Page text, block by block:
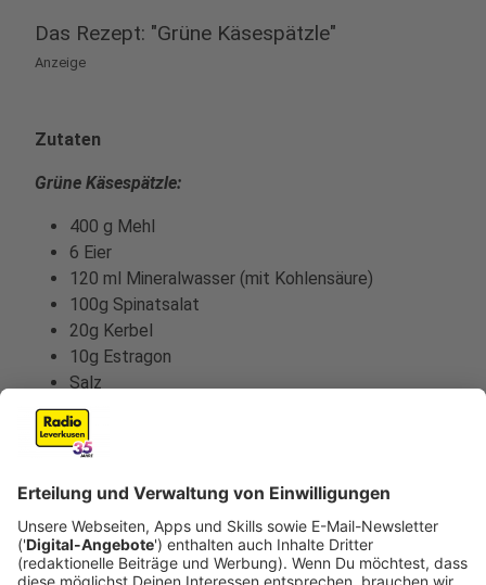
Das Rezept: "Grüne Käsespätzle"
Anzeige
Zutaten
Grüne Käsespätzle:
400 g Mehl
6 Eier
120 ml Mineralwasser (mit Kohlensäure)
100g Spinatsalat
20g Kerbel
10g Estragon
Salz
Muskat
200 g würziger Bergkäse
4 Zwiebeln
Mehl (zum Bestäuben)
2 El Butter